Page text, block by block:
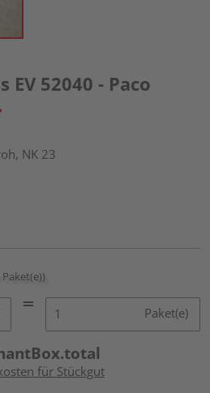
52040 - Paco
NK 23
Paket(e)
für Stückgut